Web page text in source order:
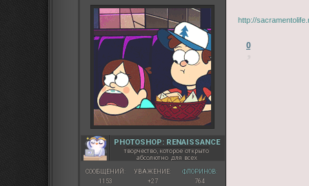
PHOTOSHOP: RENAISSANCE
творчество, которое открыто
абсолютно для всех
СООБЩЕНИЙ:
1153
УВАЖЕНИЕ:
+27
ФЛОРИНОВ:
764
http://
0